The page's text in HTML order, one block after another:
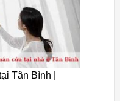
Tân Bình |